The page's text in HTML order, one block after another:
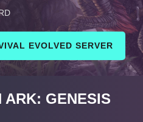
EVOLVED SERVER
ARK: GENESIS